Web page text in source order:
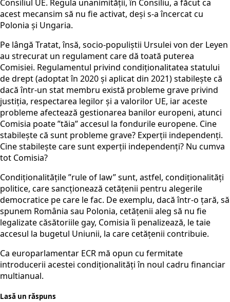
Consiliul UE. Regula unanimității, în Consiliu, a făcut ca
acest mecansim să nu fie activat, deși s-a încercat cu
Polonia și Ungaria.
Pe lângă Tratat, însă, socio-populiștii Ursulei von der Leyen
au strecurat un regulament care dă toată puterea
Comisiei. Regulamentul privind condiționalitatea statului
de drept (adoptat în 2020 și aplicat din 2021) stabilește că
dacă într-un stat membru există probleme grave privind
justiția, respectarea legilor și a valorilor UE, iar aceste
probleme afectează gestionarea banilor europeni, atunci
Comisia poate ”tăia” accesul la fondurile europene. Cine
stabilește că sunt probleme grave? Experții independenți.
Cine stabilește care sunt experții independenți? Nu cumva
tot Comisia?
Condiționalitățile ”rule of law” sunt, astfel, condiționalități
politice, care sancționează cetățenii pentru alegerile
democratice pe care le fac. De exemplu, dacă într-o țară, să
spunem România sau Polonia, cetățenii aleg să nu fie
legalizate căsătoriile gay, Comisia îi penalizează, le taie
accesul la bugetul Uniunii, la care cetățenii contribuie.
Ca europarlamentar ECR mă opun cu fermitate
introducerii acestei condiționalități în noul cadru financiar
multianual.
Lasă un răspuns